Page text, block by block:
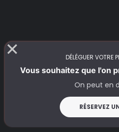
DÉLÉGUER VOTRE
Vous souhaitez que l'on
On peut en
RÉSERVEZ